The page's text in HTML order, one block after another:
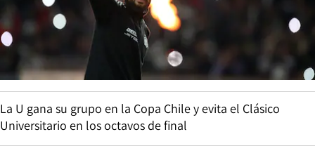
La U gana su grupo en la Copa Chile y evita el Clásico
Universitario en los octavos de final